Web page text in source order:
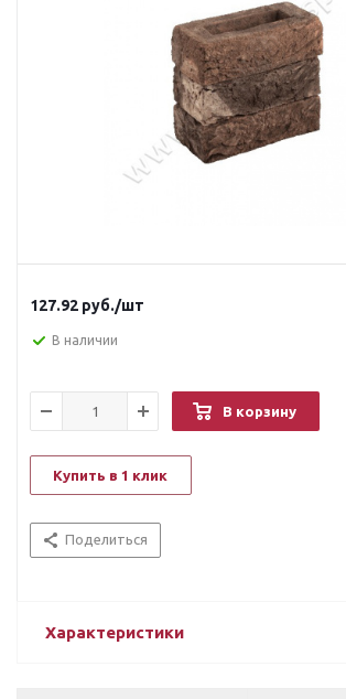
127.92 руб./шт
В наличии
В корзину
Купить в 1 клик
Поделиться
Характеристики